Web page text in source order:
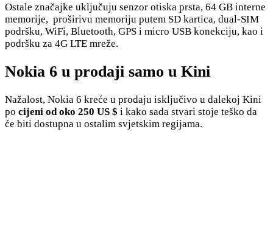
Ostale značajke uključuju senzor otiska prsta, 64 GB interne
memorije, proširivu memoriju putem SD kartica, dual-SIM
podršku, WiFi, Bluetooth, GPS i micro USB konekciju, kao i
podršku za 4G LTE mreže.
Nokia 6 u prodaji samo u Kini
Nažalost, Nokia 6 kreće u prodaju isključivo u dalekoj Kini
po cijeni od oko 250 US $ i kako sada stvari stoje teško da
će biti dostupna u ostalim svjetskim regijama.